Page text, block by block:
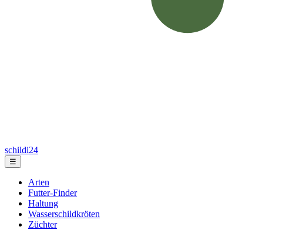
schildi24
☰
Arten
Futter-Finder
Haltung
Wasserschildkröten
Züchter